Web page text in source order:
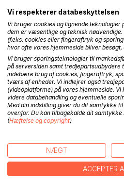
Føj til ønskeliste
Anmeld titel
BESKRIVELSE
Ludon, modtager hun i posten et
Augustus fra landets tidligere
været på flugt fra politiet i fem år.
lyssky korrespondance, der
Vi respekterer databeskyttelsen
Vi bruger cookies og lignende teknologier
dem er væsentlige og teknisk
(f.eks. cookies eller fingeraftryk og
hvor ofte vores hjemmeside bliver
Vi bruger sporingsteknologier til
på serversiden samt tredjepartsudbydere
indebære brug af cookies, fingeraftryk,
tværs af enheder. Vi indlejrer også
(videoplatforme) på vores hjemmeside. Vi
videre databehandling og eventuelle
Med din indstilling giver du dit samtykke
ovenfor. Du kan tilbagekalde dit
(Hæftelse og copyright)
NÆGT
ACCEPTER